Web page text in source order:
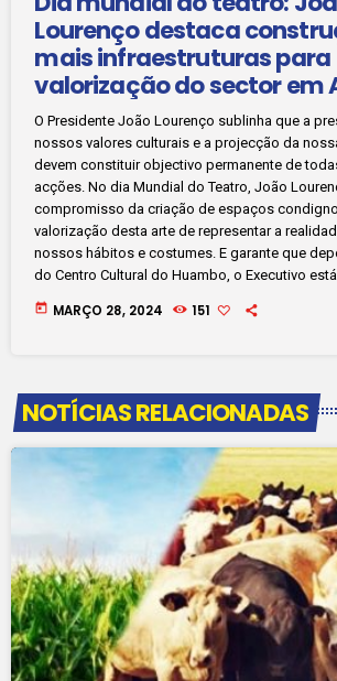
Lourenço destaca
mais infraestruturas para
valorização do sector em
O Presidente João Lourenço sublinha que a
nossos valores culturais e a projecção da
devem constituir objectivo permanente de
acções. No dia Mundial do Teatro, João
compromisso da criação de espaços
valorização desta arte de representar a
nossos hábitos e costumes. E garante que
do Centro Cultural do Huambo, o Executivo
today MARÇO 28, 2024 151
NOTÍCIAS RELACIONADAS